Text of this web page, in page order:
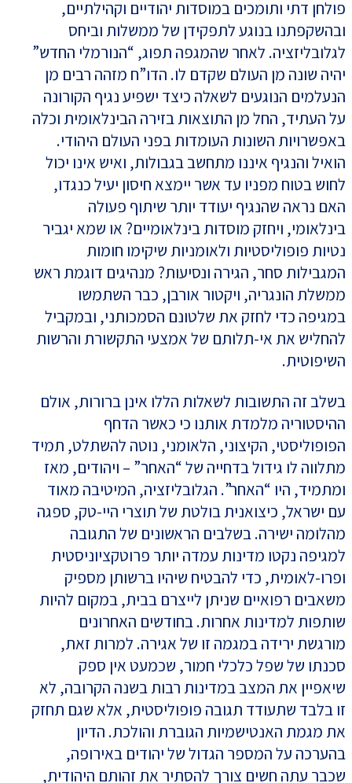
פולחן דתי ותומכים במוסדות יהודיים וקהילתיים,
ובהשקפתנו בנוגע לתפקידן של ממשלות וביחס
לגלובליזציה. לאחר שהמגפה תפוג, “הנורמלי החדש”
יהיה שונה מן העולם שקדם לו. הדו”ח מזהה רבים מן
הנעלמים הנוגעים לשאלה כיצד ישפיע נגיף הקורונה
על העתיד, החל מן התוצאות בזירה הבינלאומית וכלה
באפשרויות השונות העומדות בפני העולם היהודי.
הואיל והנגיף איננו מתחשב בגבולות, ואיש אינו יכול
לחוש בטוח מפניו עד אשר יימצא חיסון יעיל כנגדו,
האם נראה שהנגיף יעודד יותר שיתוף פעולה
בינלאומי, ויחזק מוסדות בינלאומיים? או שמא יגביר
נטיות פופוליסטיות ולאומניות שיקימו חומות
המגבילות סחר, הגירה ונסיעות? מנהיגים דוגמת ראש
ממשלת הונגריה, ויקטור אורבן, כבר השתמשו
במגיפה כדי לחזק את שלטונם הסמכותני, ובמקביל
להחליש את אי-תלותם של אמצעי התקשורת והרשות
השיפוטית.
בשלב זה התשובות לשאלות הללו אינן ברורות, אולם
ההיסטוריה מלמדת אותנו כי כאשר הדחף
הפופוליסטי, הקיצוני, הלאומני, נוטה להשתלט, תמיד
מתלווה לו גידול בדחייה של “האחר” – ויהודים, מאז
ומתמיד, היו “האחר”. הגלובליזציה, המיטיבה מאוד
עם ישראל, כיצואנית בולטת של תוצרי היי-טק, ספגה
מהלומה ישירה. בשלבים הראשונים של התגובה
למגיפה נקטו מדינות עמדה יותר פרוטקציוניסטית
ופרו-לאומית, כדי להבטיח שיהיו ברשותן מספיק
משאבים רפואיים שניתן לייצרם בבית, במקום להיות
שותפות למדינות אחרות. בחודשים האחרונים
מורגשת ירידה במגמה זו של אגירה. למרות זאת,
סכנתו של שפל כלכלי חמור, שכמעט אין ספק
שיאפיין את המצב במדינות רבות בשנה הקרובה, לא
זו בלבד שתעודד תגובה פופוליסטית, אלא שגם תחזק
את מגמת האנטישמיות הגוברת והולכת. הדיון
בהערכה על המספר הגדול של יהודים באירופה,
שכבר עתה חשים צורך להסתיר את זהותם היהודית,